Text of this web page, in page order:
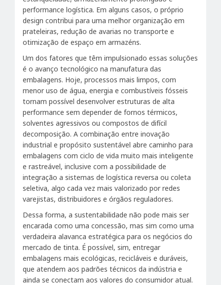
performance logística. Em alguns casos, o próprio
design contribui para uma melhor organização em
prateleiras, redução de avarias no transporte e
otimização de espaço em armazéns.
Um dos fatores que têm impulsionado essas soluções
é o avanço tecnológico na manufatura das
embalagens. Hoje, processos mais limpos, com
menor uso de água, energia e combustíveis fósseis
tornam possível desenvolver estruturas de alta
performance sem depender de fornos térmicos,
solventes agressivos ou compostos de difícil
decomposição. A combinação entre inovação
industrial e propósito sustentável abre caminho para
embalagens com ciclo de vida muito mais inteligente
e rastreável, inclusive com a possibilidade de
integração a sistemas de logística reversa ou coleta
seletiva, algo cada vez mais valorizado por redes
varejistas, distribuidores e órgãos reguladores.
Dessa forma, a sustentabilidade não pode mais ser
encarada como uma concessão, mas sim como uma
verdadeira alavanca estratégica para os negócios do
mercado de tinta. É possível, sim, entregar
embalagens mais ecológicas, recicláveis e duráveis,
que atendem aos padrões técnicos da indústria e
ainda se conectam aos valores do consumidor atual.